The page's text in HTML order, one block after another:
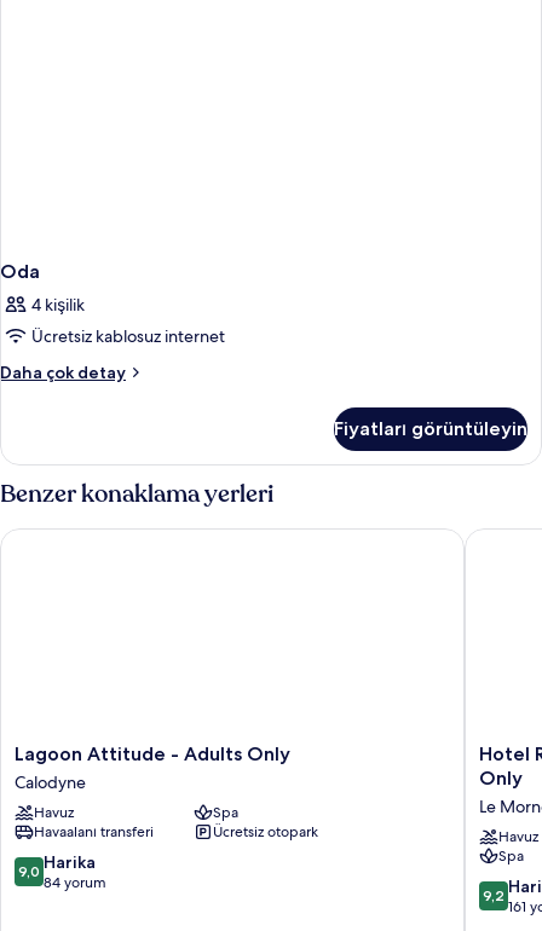
Oda
4 kişilik
Ücretsiz kablosuz internet
Daha çok detay
Oda
detay
Fiyatları görüntüleyin
Benzer konaklama yerleri
Lagoon
Attitude
-
Adults
Only
Calodyne
Lagoon Attitude - Adults Only
Calodyne
Havuz
Spa
Havaalanı transferi
Ücretsiz otopark
10
üzerinden
9,0 Harika
84 yorum
Lagoon Attitude - Adults Only
Hotel
Riu
Palace
-
All
Inclusive
-
Hotel
Only
Le
Havuz
Spa
10
9,2
161
Hotel